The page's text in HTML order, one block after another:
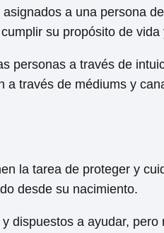
a una persona
su propósito de
personas a través de
a través de médiums y
la tarea de proteger y
desde su nacimiento.
dispuestos a ayudar,